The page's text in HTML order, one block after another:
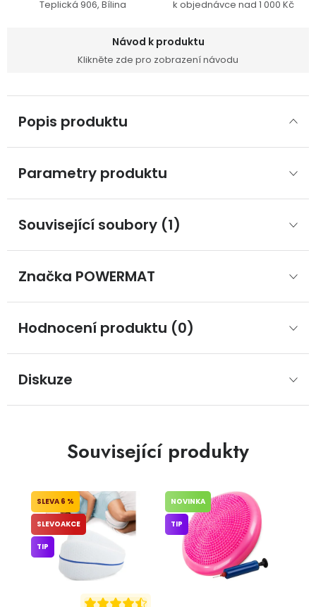
Teplická 906, Bílina k objednávce nad 1 000 Kč
Návod k produktu
Klikněte zde pro zobrazení návodu
Popis produktu
Parametry produktu
Související soubory (1)
Značka POWERMAT
Hodnocení produktu (0)
Diskuze
Související produkty
6 %
SLEVOAKCE
TIP
NOVINKA
TIP